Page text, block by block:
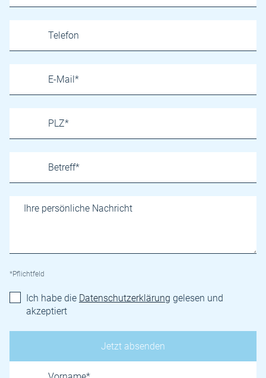
*Pflichtfeld
Ich habe die Datenschutzerklärung gelesen und
akzeptiert